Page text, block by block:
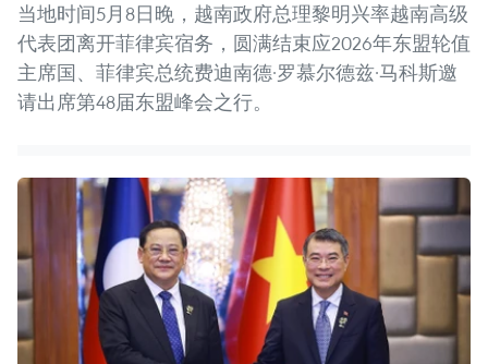
当地时间5月8日晚，越南政府总理黎明兴率越南高级
代表团离开菲律宾宿务，圆满结束应2026年东盟轮值
主席国、菲律宾总统费迪南德·罗慕尔德兹·马科斯邀
请出席第48届东盟峰会之行。